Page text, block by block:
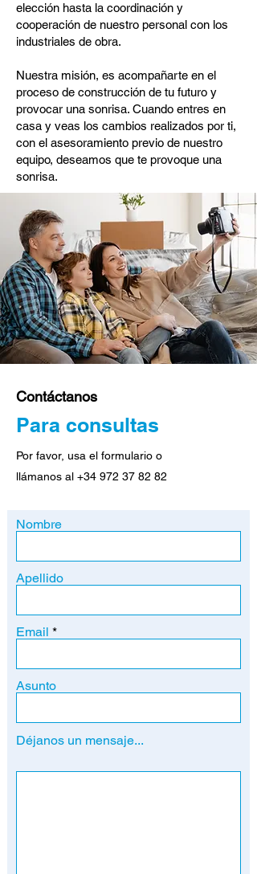
elección hasta la coordinación y
cooperación de nuestro personal con los
industriales de obra.
Nuestra misión, es acompañarte en el
proceso de construcción de tu futuro y
provocar una sonrisa. Cuando entres en
casa y veas los cambios realizados por ti,
con el asesoramiento previo de nuestro
equipo, deseamos que te provoque una
sonrisa.
Contáctanos
Para consultas
Por favor, usa el formulario o
llámanos al +34 972 37 82 82
Nombre
Apellido
Email
Asunto
Déjanos un mensaje...